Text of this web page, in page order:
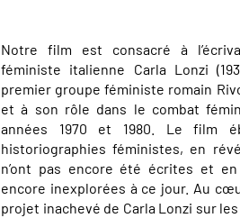
Notre film est consacré à
féministe italienne Carla Lonzi
premier groupe féministe romain
et à son rôle dans le combat
années 1970 et 1980. Le film
historiographies féministes, en
n’ont pas encore été écrites et
encore inexplorées à ce jour. Au
projet inachevé de Carla Lonzi sur